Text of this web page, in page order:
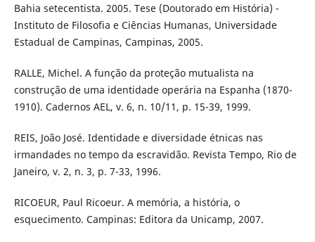
Bahia setecentista. 2005. Tese (Doutorado em História) -
Instituto de Filosofia e Ciências Humanas, Universidade
Estadual de Campinas, Campinas, 2005.
RALLE, Michel. A função da proteção mutualista na
construção de uma identidade operária na Espanha (1870-
1910). Cadernos AEL, v. 6, n. 10/11, p. 15-39, 1999.
REIS, João José. Identidade e diversidade étnicas nas
irmandades no tempo da escravidão. Revista Tempo, Rio de
Janeiro, v. 2, n. 3, p. 7-33, 1996.
RICOEUR, Paul Ricoeur. A memória, a história, o
esquecimento. Campinas: Editora da Unicamp, 2007.